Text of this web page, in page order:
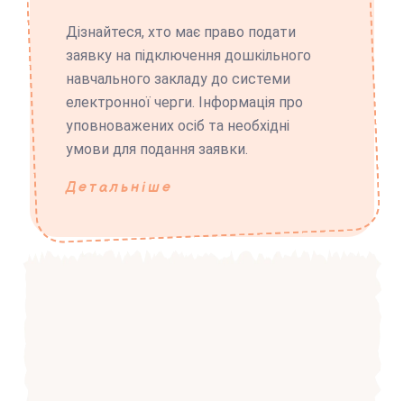
Дізнайтеся, хто має право подати
заявку на підключення дошкільного
навчального закладу до системи
електронної черги. Інформація про
уповноважених осіб та необхідні
умови для подання заявки.
Детальніше